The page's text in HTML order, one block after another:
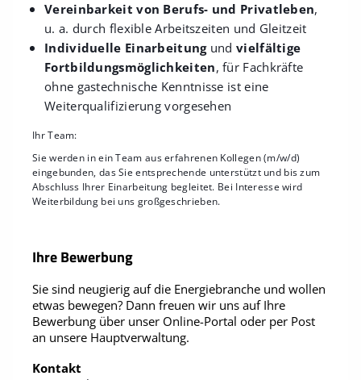
Vereinbarkeit von Berufs- und Privatleben,
u. a. durch flexible Arbeitszeiten und Gleitzeit
Individuelle Einarbeitungund vielfältige
Fortbildungsmöglichkeiten, für Fachkräfte
ohne gastechnische Kenntnisse ist eine
Weiterqualifizierung vorgesehen
Ihr Team:
Sie werden in ein Team aus erfahrenen Kollegen (m/w/d)
eingebunden, das Sie entsprechende unterstützt und bis zum
Abschluss Ihrer Einarbeitung begleitet. Bei Interesse wird
Weiterbildung bei uns großgeschrieben.
Ihre Bewerbung
Sie sind neugierig auf die Energiebranche und wollen
etwas bewegen? Dann freuen wir uns auf Ihre
Bewerbung über unser Online-Portal oder per Post
an unsere Hauptverwaltung.
Kontakt